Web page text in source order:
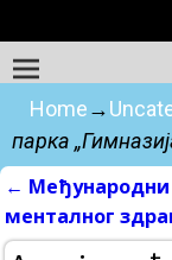
Home→
парка
Post
←
менталног